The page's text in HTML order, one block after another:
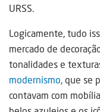
URSS.
Logicamente, tudo
mercado de
tonalidades e
modernismo, que se
contavam com